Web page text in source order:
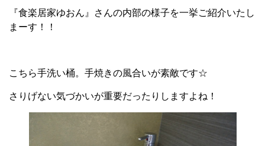
『食楽居家ゆおん』さんの内部の様子を一挙ご紹介いたし
まーす！！
こちら手洗い桶。手焼きの風合いが素敵です☆
さりげない気づかいが重要だったりしますよね！